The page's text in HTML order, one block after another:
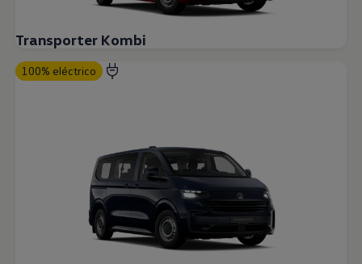
Transporter Kombi
100% eléctrico